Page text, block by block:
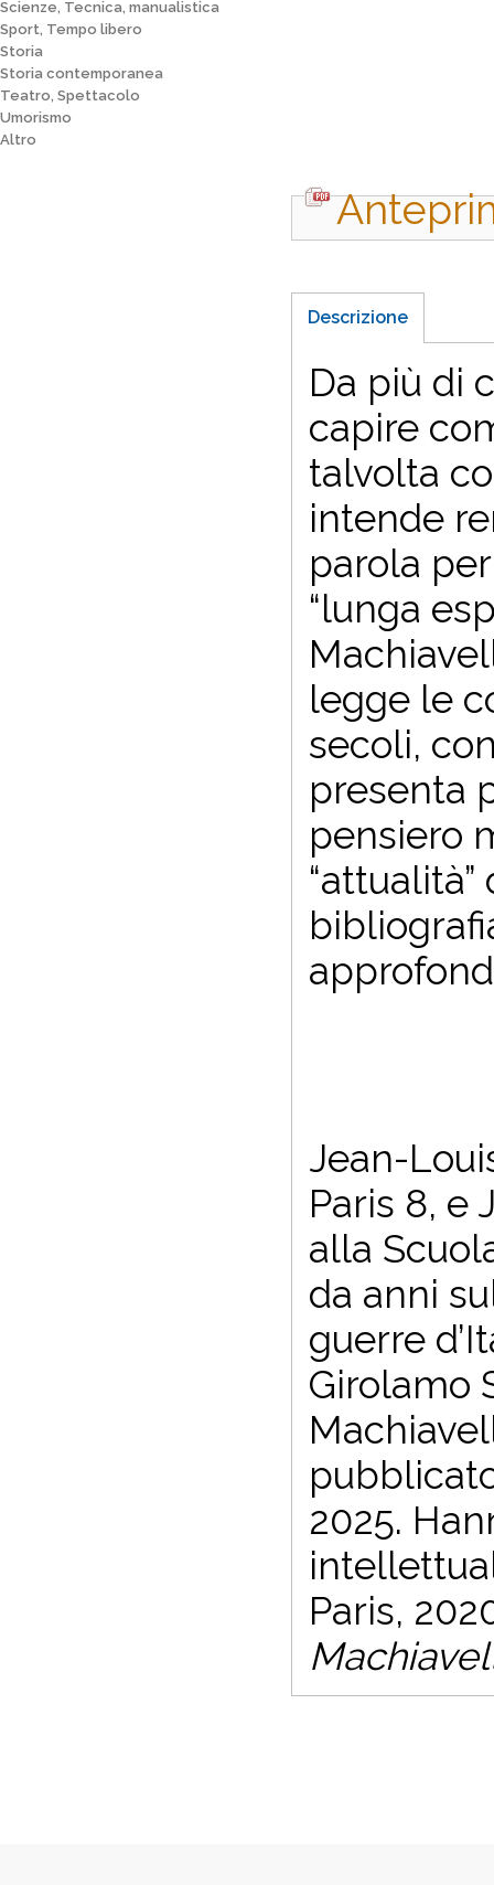
Scienze, Tecnica, manualistica
Sport, Tempo libero
Storia
Storia contemporanea
Teatro, Spettacolo
Umorismo
Altro
Descrizione
Da più di
capire
talvolta
intende
parola
“lunga
legge le
secoli,
presenta
pensiero
Jean-
Paris 8, e
alla
da anni
guerre
Girolamo
2025.
Paris,